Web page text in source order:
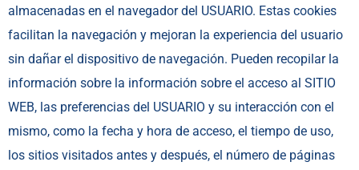
almacenadas en el navegador del USUARIO. Estas cookies
facilitan la navegación y mejoran la experiencia del usuario
sin dañar el dispositivo de navegación. Pueden recopilar la
información sobre la información sobre el acceso al SITIO
WEB, las preferencias del USUARIO y su interacción con el
mismo, como la fecha y hora de acceso, el tiempo de uso,
los sitios visitados antes y después, el número de páginas